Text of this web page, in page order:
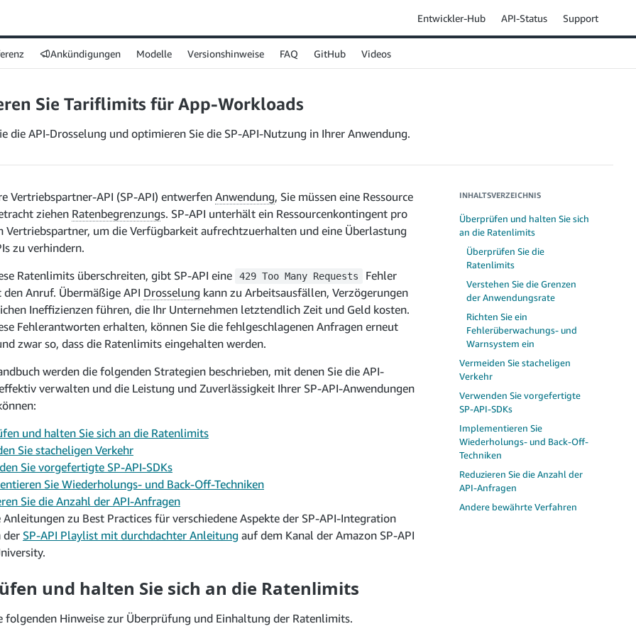
Entwickler-Hub API-Status Support
Ankündigungen Modelle Versionshinweise FAQ GitHub Videos
Sie Tariflimits für App-Workloads
die API-Drosselung und optimieren Sie die SP-API-Nutzung in Ihrer Anwendung.
Vertriebspartner-API (SP-API) entwerfenAnwendung, Sie müssen eine Ressource
ziehen Ratenbegrenzungs. SP-API unterhält ein Ressourcenkontingent pro
Vertriebspartner, um die Verfügbarkeit aufrechtzuerhalten und eine Überlastung
zu verhindern.
Ratenlimits überschreiten, gibt SP-API eine
429 Too Many Requests
Fehler
Anruf. Übermäßige API Drosselung kann zu Arbeitsausfällen, Verzögerungen
Ineffizienzen führen, die Ihr Unternehmen letztendlich Zeit und Geld kosten.
Fehlerantworten erhalten, können Sie die fehlgeschlagenen Anfragen erneut
zwar so, dass die Ratenlimits eingehalten werden.
werden die folgenden Strategien beschrieben, mit denen Sie die API-
verwalten und die Leistung und Zuverlässigkeit Ihrer SP-API-Anwendungen
und halten Sie sich an die Ratenlimits
Sie stacheligen Verkehr
Sie vorgefertigte SP-API-SDKs
Sie Wiederholungs- und Back-Off-Techniken
Sie die Anzahl der API-Anfragen
Anleitungen zu Best Practices für verschiedene Aspekte der SP-API-Integration
der SP-API Playlist mit durchdachter Anleitung auf dem Kanal der Amazon SP-API
und halten Sie sich an die Ratenlimits
folgenden Hinweise zur Überprüfung und Einhaltung der Ratenlimits.
INHALTSVERZEICHNIS
Überprüfen und halten Sie sich
an die Ratenlimits
Überprüfen Sie die
Ratenlimits
Verstehen Sie die Grenzen
der Anwendungsrate
Richten Sie ein
Fehlerüberwachungs- und
Warnsystem ein
Vermeiden Sie stacheligen
Verkehr
Verwenden Sie vorgefertigte
SP-API-SDKs
Implementieren Sie
Wiederholungs- und Back-Off-
Techniken
Reduzieren Sie die Anzahl der
API-Anfragen
Andere bewährte Verfahren